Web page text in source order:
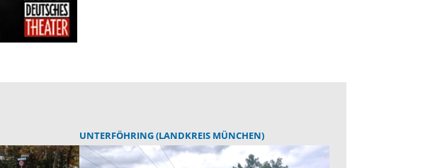
UNTERFÖHRING (LANDKREIS MÜNCHEN)